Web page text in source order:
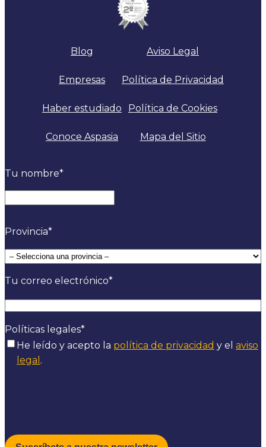
Blog
Empresas
Haber estudiado
Conoce Aspasia
Aviso Legal
Política de Privacidad
Política de Cookies
Mapa del Sitio
Tu nombre*
Provincia*
Tu correo electrónico*
Políticas legales*
He leído y acepto la política de privacidad y el aviso
legal .